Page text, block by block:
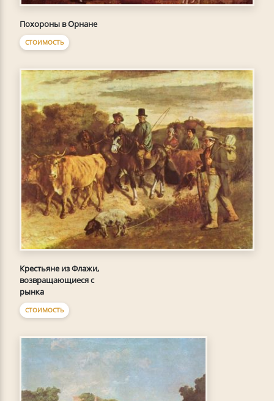
Похороны в Орнане
СТОИМОСТЬ
Крестьяне из Флажи,
возвращающиеся с
рынка
СТОИМОСТЬ